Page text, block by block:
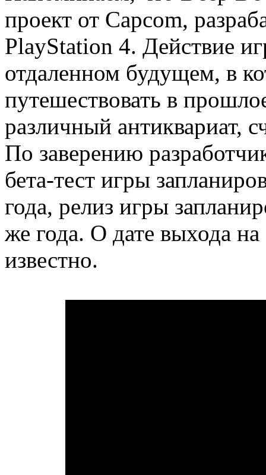
проект от Capcom,
PlayStation 4. Действие
отдаленном будущем, в
путешествовать в
различный антиквариат,
По заверению
бета-тест игры
года, релиз игры
же года. О дате выхода
известно.